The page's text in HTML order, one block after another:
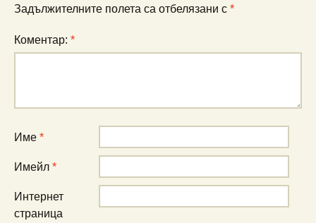
Задължителните полета са отбелязани с *
Коментар: *
Име *
Имейл *
Интернет
страница